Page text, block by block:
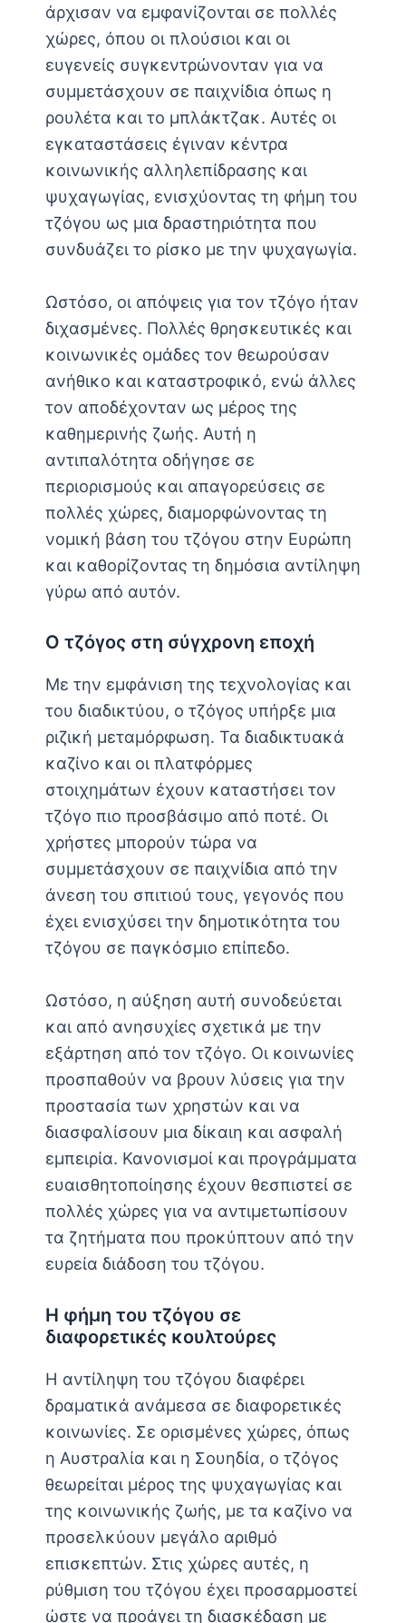
άρχισαν να εμφανίζονται σε πολλές
χώρες, όπου οι πλούσιοι και οι
ευγενείς συγκεντρώνονταν για να
συμμετάσχουν σε παιχνίδια όπως η
ρουλέτα και το μπλάκτζακ. Αυτές οι
εγκαταστάσεις έγιναν κέντρα
κοινωνικής αλληλεπίδρασης και
ψυχαγωγίας, ενισχύοντας τη φήμη του
τζόγου ως μια δραστηριότητα που
συνδυάζει το ρίσκο με την ψυχαγωγία.
Ωστόσο, οι απόψεις για τον τζόγο ήταν
διχασμένες. Πολλές θρησκευτικές και
κοινωνικές ομάδες τον θεωρούσαν
ανήθικο και καταστροφικό, ενώ άλλες
τον αποδέχονταν ως μέρος της
καθημερινής ζωής. Αυτή η
αντιπαλότητα οδήγησε σε
περιορισμούς και απαγορεύσεις σε
πολλές χώρες, διαμορφώνοντας τη
νομική βάση του τζόγου στην Ευρώπη
και καθορίζοντας τη δημόσια αντίληψη
γύρω από αυτόν.
Ο τζόγος στη σύγχρονη εποχή
Με την εμφάνιση της τεχνολογίας και
του διαδικτύου, ο τζόγος υπήρξε μια
ριζική μεταμόρφωση. Τα διαδικτυακά
καζίνο και οι πλατφόρμες
στοιχημάτων έχουν καταστήσει τον
τζόγο πιο προσβάσιμο από ποτέ. Οι
χρήστες μπορούν τώρα να
συμμετάσχουν σε παιχνίδια από την
άνεση του σπιτιού τους, γεγονός που
έχει ενισχύσει την δημοτικότητα του
τζόγου σε παγκόσμιο επίπεδο.
Ωστόσο, η αύξηση αυτή συνοδεύεται
και από ανησυχίες σχετικά με την
εξάρτηση από τον τζόγο. Οι κοινωνίες
προσπαθούν να βρουν λύσεις για την
προστασία των χρηστών και να
διασφαλίσουν μια δίκαιη και ασφαλή
εμπειρία. Κανονισμοί και προγράμματα
ευαισθητοποίησης έχουν θεσπιστεί σε
πολλές χώρες για να αντιμετωπίσουν
τα ζητήματα που προκύπτουν από την
ευρεία διάδοση του τζόγου.
Η φήμη του τζόγου σε
διαφορετικές κουλτούρες
Η αντίληψη του τζόγου διαφέρει
δραματικά ανάμεσα σε διαφορετικές
κοινωνίες. Σε ορισμένες χώρες, όπως
η Αυστραλία και η Σουηδία, ο τζόγος
θεωρείται μέρος της ψυχαγωγίας και
της κοινωνικής ζωής, με τα καζίνο να
προσελκύουν μεγάλο αριθμό
επισκεπτών. Στις χώρες αυτές, η
ρύθμιση του τζόγου έχει προσαρμοστεί
ώστε να προάγει τη διασκέδαση με